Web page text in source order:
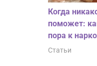
Когда
поможет:
пора к
Статьи